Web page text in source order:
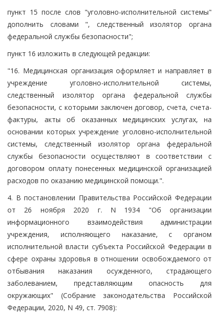
пункт 15 после слов "уголовно-исполнительной системы"
дополнить словами ", следственный изолятор органа
федеральной службы безопасности";
пункт 16 изложить в следующей редакции:
"16. Медицинская организация оформляет и направляет в
учреждение уголовно-исполнительной системы,
следственный изолятор органа федеральной службы
безопасности, с которыми заключен договор, счета, счета-
фактуры, акты об оказанных медицинских услугах, на
основании которых учреждение уголовно-исполнительной
системы, следственный изолятор органа федеральной
службы безопасности осуществляют в соответствии с
договором оплату понесенных медицинской организацией
расходов по оказанию медицинской помощи.".
4. В постановлении Правительства Российской Федерации
от 26 ноября 2020 г. N 1934 "Об организации
информационного взаимодействия администрации
учреждения, исполняющего наказание, с органом
исполнительной власти субъекта Российской Федерации в
сфере охраны здоровья в отношении освобождаемого от
отбывания наказания осужденного, страдающего
заболеванием, представляющим опасность для
окружающих" (Собрание законодательства Российской
Федерации, 2020, N 49, ст. 7908):